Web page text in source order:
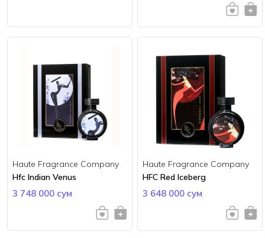
Haute Fragrance Company
Hfc Indian Venus
3 748 000 сум
Haute Fragrance Company
HFC Red Iceberg
3 648 000 сум